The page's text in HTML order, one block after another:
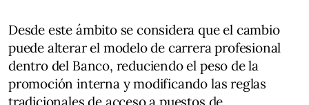
Desde este ámbito se considera que el cambio
puede alterar el modelo de carrera profesional
dentro del Banco, reduciendo el peso de la
promoción interna y modificando las reglas
tradicionales de acceso a puestos de